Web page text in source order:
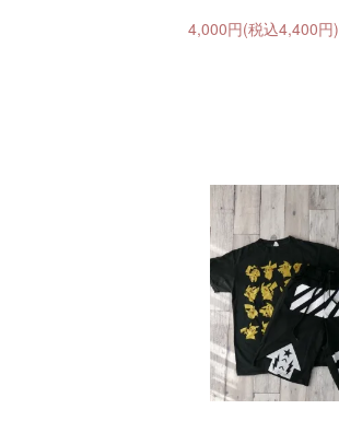
4,000円(税込4,400円)